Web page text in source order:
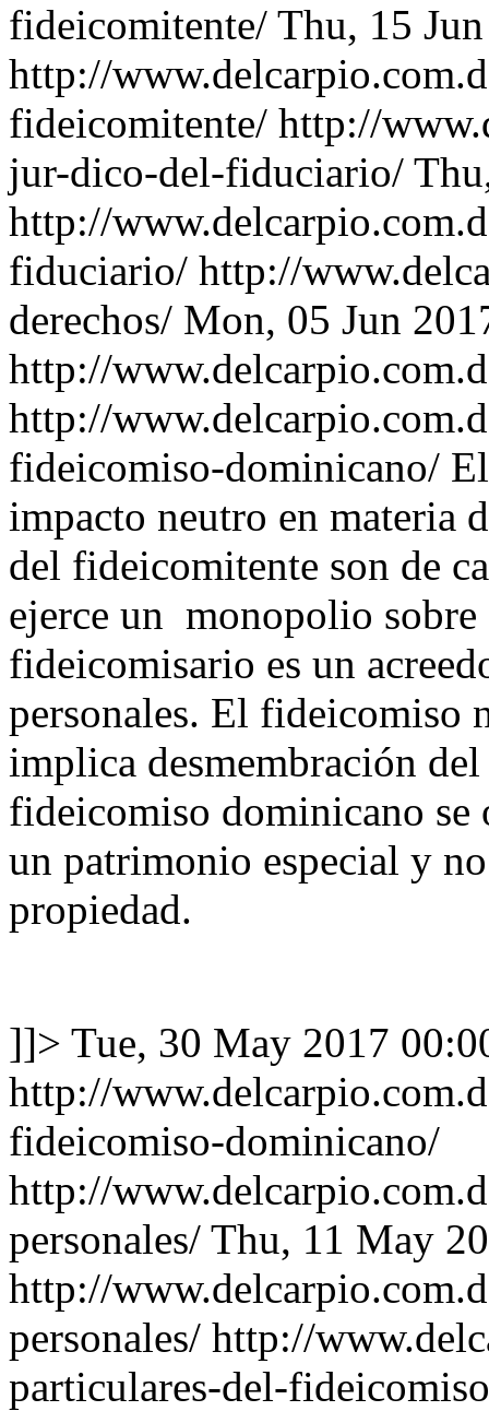
fideicomitente/ Thu, 15
http://
fideicomitente/ http://
jur-dico-del-fiduciario/
http://
fiduciario/ http://
derechos/ Mon, 05 Jun
http://
http://
fideicomiso-dominicano/
impacto neutro en materia
del fideicomitente son de
ejerce un monopolio
fideicomisario es un
personales. El fideicomiso
implica desmembración
fideicomiso dominicano se
un patrimonio especial y
propiedad.
]]> Tue, 30 May 2017
http://
fideicomiso-dominicano/
http://
personales/ Thu, 11 May
http://
personales/ http://
particulares-del-